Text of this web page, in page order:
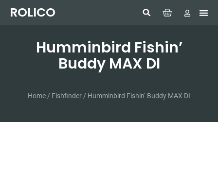
ROLICO
Humminbird Fishin’
Buddy MAX DI
Home / Fishfinder / Humminbird Fishin’ Buddy MAX DI